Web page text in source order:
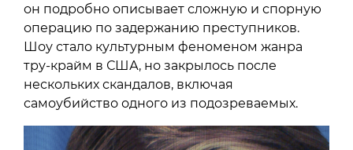
он подробно описывает сложную и спорную
операцию по задержанию преступников.
Шоу стало культурным феноменом жанра
тру-крайм в США, но закрылось после
нескольких скандалов, включая
самоубийство одного из подозреваемых.